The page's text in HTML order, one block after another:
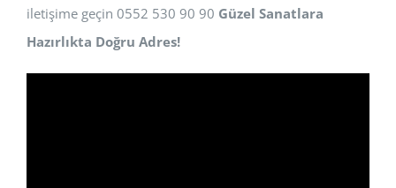
iletişime geçin 0552 530 90 90 Güzel Sanatlara
Hazırlıkta Doğru Adres!